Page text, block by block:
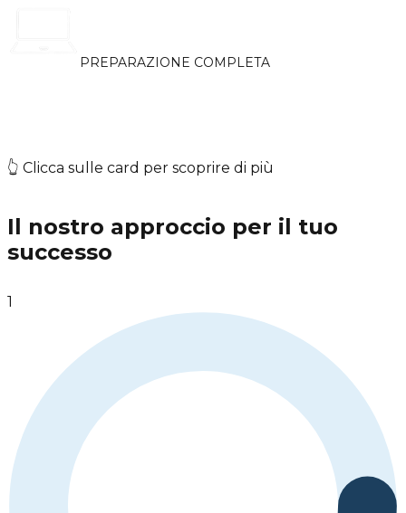
PREPARAZIONE COMPLETA
👆 Clicca sulle card per scoprire di più
Il nostro approccio per il tuo
successo
1